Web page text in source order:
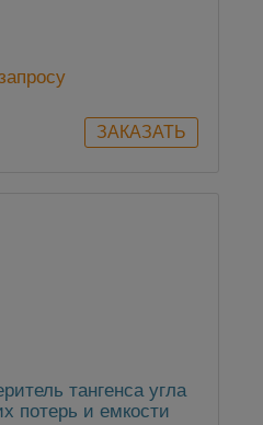
тангенса угла
потерь и емкости